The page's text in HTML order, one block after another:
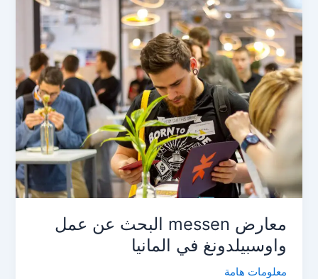
معارض messen البحث عن عمل
واوسبيلدونغ في المانيا
معلومات هامة